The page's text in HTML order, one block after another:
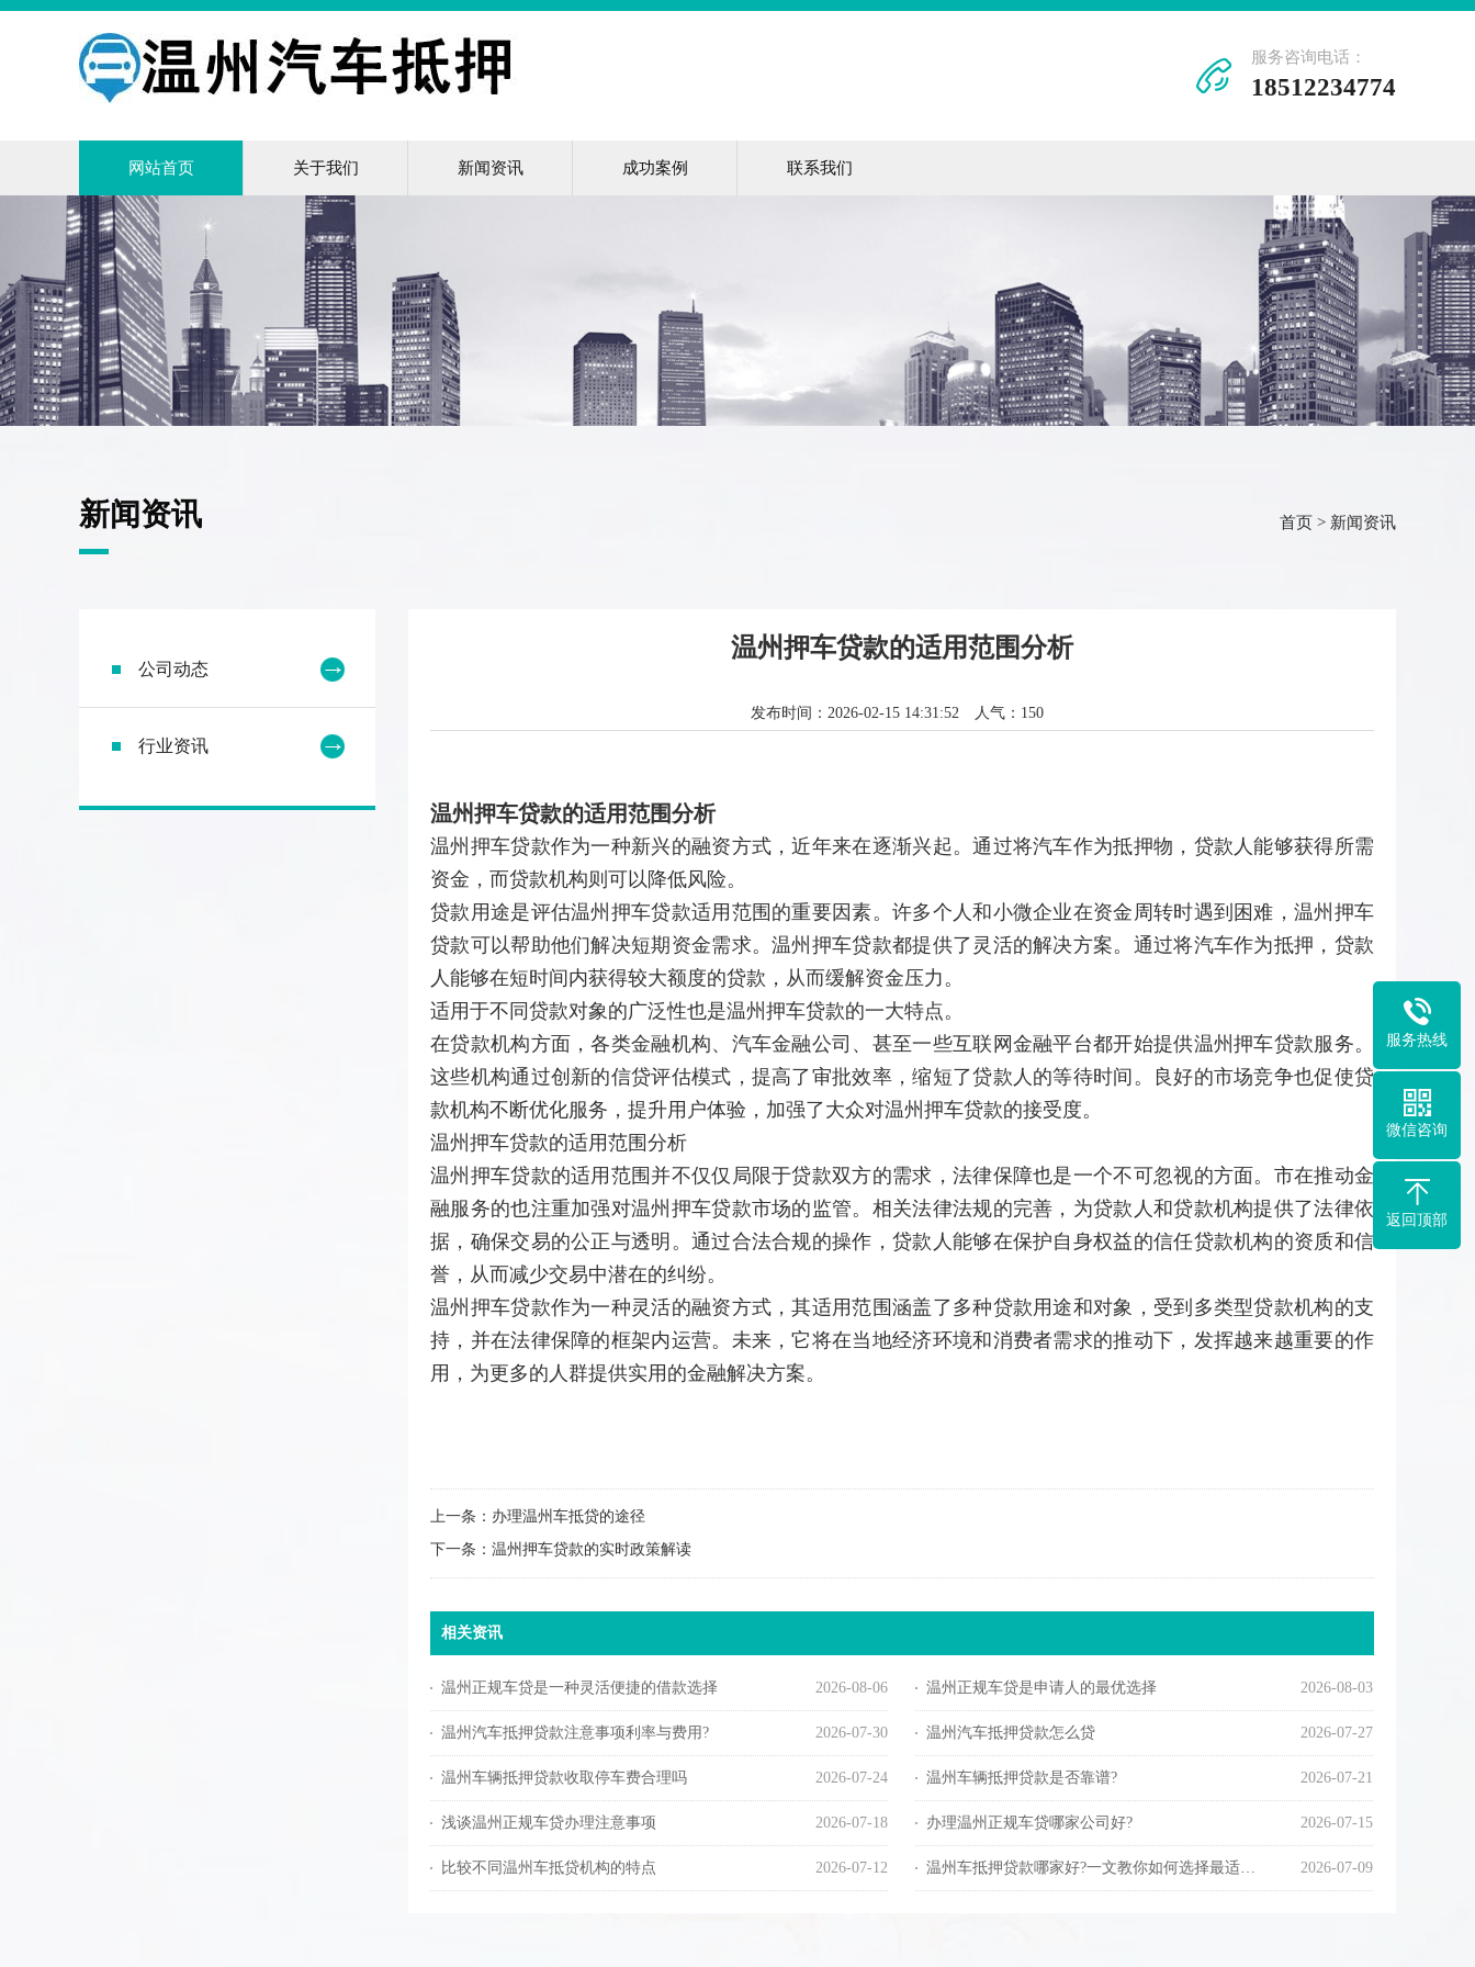
服务咨询电话：
18512234774
网站首页 关于我们 新闻资讯 成功案例 联系我们
新闻资讯 首页 > 新闻资讯
公司动态
行业资讯
温州押车贷款的适用范围分析
发布时间：2026-02-15 14:31:52 人气： 150
温州押车贷款的适用范围分析
温州押车贷款作为一种新兴的融资方式，近年来在逐渐兴起。通过将汽车作为抵押物，贷款人能够获得所需
资金，而贷款机构则可以降低风险。
贷款用途是评估温州押车贷款适用范围的重要因素。许多个人和小微企业在资金周转时遇到困难，温州押车
贷款可以帮助他们解决短期资金需求。温州押车贷款都提供了灵活的解决方案。通过将汽车作为抵押，贷款
人能够在短时间内获得较大额度的贷款，从而缓解资金压力。
适用于不同贷款对象的广泛性也是温州押车贷款的一大特点。
在贷款机构方面，各类金融机构、汽车金融公司、甚至一些互联网金融平台都开始提供温州押车贷款服务。
这些机构通过创新的信贷评估模式，提高了审批效率，缩短了贷款人的等待时间。良好的市场竞争也促使贷
款机构不断优化服务，提升用户体验，加强了大众对温州押车贷款的接受度。
温州押车贷款的适用范围分析
温州押车贷款的适用范围并不仅仅局限于贷款双方的需求，法律保障也是一个不可忽视的方面。市在推动金
融服务的也注重加强对温州押车贷款市场的监管。相关法律法规的完善，为贷款人和贷款机构提供了法律依
据，确保交易的公正与透明。通过合法合规的操作，贷款人能够在保护自身权益的信任贷款机构的资质和信
誉，从而减少交易中潜在的纠纷。
温州押车贷款作为一种灵活的融资方式，其适用范围涵盖了多种贷款用途和对象，受到多类型贷款机构的支
持，并在法律保障的框架内运营。未来，它将在当地经济环境和消费者需求的推动下，发挥越来越重要的作
用，为更多的人群提供实用的金融解决方案。
上一条： 办理温州车抵贷的途径
下一条： 温州押车贷款的实时政策解读
相关资讯
2026-08-06
温州正规车贷是一种灵活便捷的借款选择 2026-08-03
温州正规车贷是申请人的最优选择
2026-07-30
温州汽车抵押贷款注意事项利率与费用? 2026-07-27
温州汽车抵押贷款怎么贷
2026-07-24
温州车辆抵押贷款收取停车费合理吗 2026-07-21
温州车辆抵押贷款是否靠谱?
2026-07-18
浅谈温州正规车贷办理注意事项 2026-07-15
办理温州正规车贷哪家公司好?
2026-07-12
比较不同温州车抵贷机构的特点 2026-07-09
温州车抵押贷款哪家好?一文教你如何选择最适合的贷款机构!
服务热线
微信咨询
返回顶部